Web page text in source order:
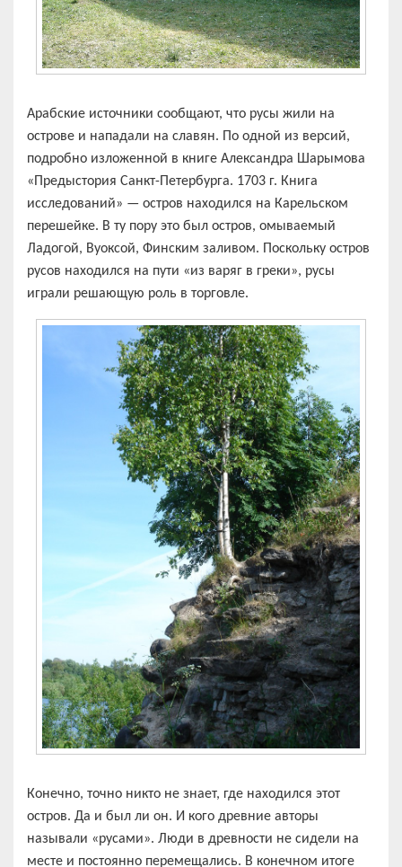
Арабские источники сообщают, что русы жили на
острове и нападали на славян. По одной из версий,
подробно изложенной в книге Александра Шарымова
«Предыстория Санкт-Петербурга. 1703 г. Книга
исследований» — остров находился на Карельском
перешейке. В ту пору это был остров, омываемый
Ладогой, Вуоксой, Финским заливом. Поскольку остров
русов находился на пути «из варяг в греки», русы
играли решающую роль в торговле.
Конечно, точно никто не знает, где находился этот
остров. Да и был ли он. И кого древние авторы
называли «русами». Люди в древности не сидели на
месте и постоянно перемещались. В конечном итоге